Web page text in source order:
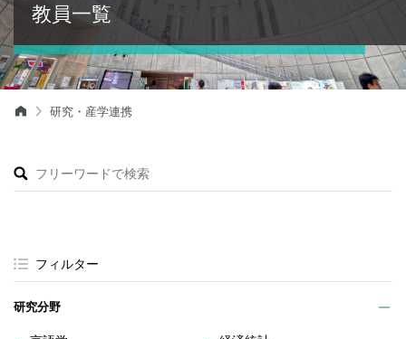
教員一覧
研究・産学連携
フィルター
研究分野